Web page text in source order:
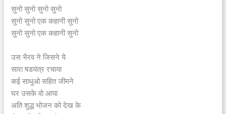
सुनो सुनो सुनो सुनो
सुनो सुनो एक कहानी सुनो
सुनो सुनो एक कहानी सुनो
उस भैरव ने जिसने ये
सारा षडयंत्र रचाया
कई साधुओ सहित जीमने
घर उसके वो आया
अति शुद्ध भोजन को देख के